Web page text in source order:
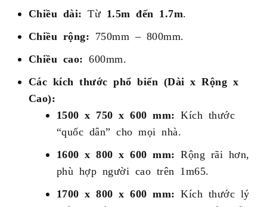
Chiều dài: Từ 1.5m đến 1.7m
Chiều rộng: 750mm – 800mm.
Chiều cao: 600mm.
Các kích thước phổ biến (Dài x Rộng x
Cao):
1500 x 750 x 600 mm: Kích thước
“quốc dân” cho mọi nhà.
1600 x 800 x 600 mm: Rộng rãi hơn,
phù hợp người cao trên 1m65.
1700 x 800 x 600 mm: Kích thước lý